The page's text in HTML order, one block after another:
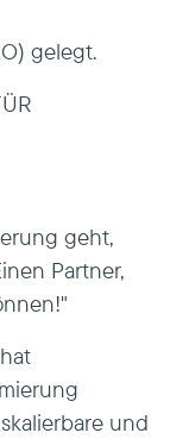
gelegt.
geht,
Partner,
und